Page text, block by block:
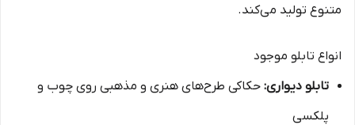
متنوع تولید می‌کند.
انواع تابلو موجود
تابلو دیواری: حکاکی طرح‌های هنری و مذهبی روی چوب و
پلکسی